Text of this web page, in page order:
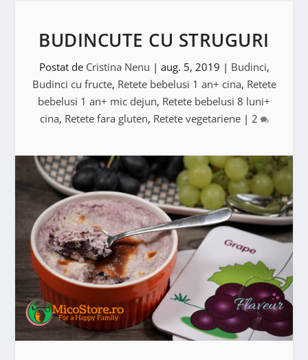
BUDINCUTE CU STRUGURI
Postat de Cristina Nenu | aug. 5, 2019 | Budinci,
Budinci cu fructe, Retete bebelusi 1 an+ cina, Retete
bebelusi 1 an+ mic dejun, Retete bebelusi 8 luni+
cina, Retete fara gluten, Retete vegetariene| 2